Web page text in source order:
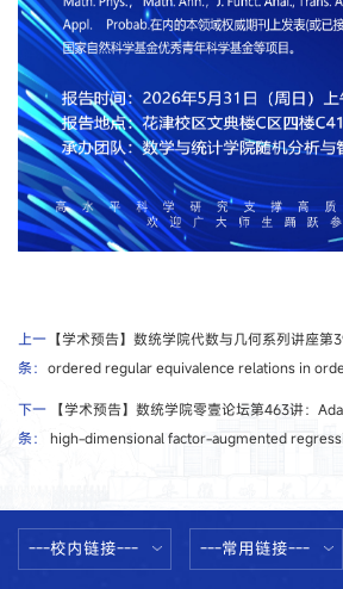
上一
条：
【学术预告】数统学院代数与几何系列讲座
ordered regular equivalence relations in
下一
条：
【学术预告】数统学院零壹论坛第463讲：
high-dimensional factor-augmented
---校内链接--- ---常用链接---